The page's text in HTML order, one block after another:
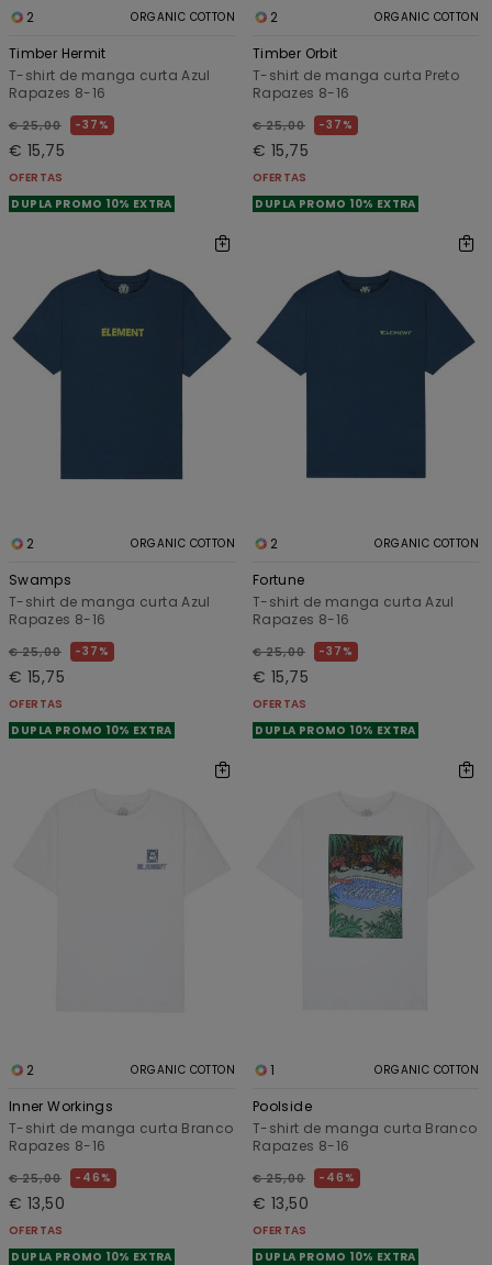
2 ORGANIC COTTON
Timber Hermit
T-shirt de manga curta Azul
Rapazes 8-16
€ 25,00 37%
€ 15,75
OFERTAS
DUPLA PROMO 10% EXTRA
2 ORGANIC COTTON
Timber Orbit
T-shirt de manga curta Preto
Rapazes 8-16
€ 25,00 37%
€ 15,75
OFERTAS
DUPLA PROMO 10% EXTRA
2 ORGANIC COTTON
Swamps
T-shirt de manga curta Azul
Rapazes 8-16
€ 25,00 37%
€ 15,75
OFERTAS
DUPLA PROMO 10% EXTRA
2 ORGANIC COTTON
Fortune
T-shirt de manga curta Azul
Rapazes 8-16
€ 25,00 37%
€ 15,75
OFERTAS
DUPLA PROMO 10% EXTRA
2 ORGANIC COTTON
Inner Workings
T-shirt de manga curta Branco
Rapazes 8-16
€ 25,00 46%
€ 13,50
OFERTAS
DUPLA PROMO 10% EXTRA
1 ORGANIC COTTON
Poolside
T-shirt de manga curta Branco
Rapazes 8-16
€ 25,00 46%
€ 13,50
OFERTAS
DUPLA PROMO 10% EXTRA